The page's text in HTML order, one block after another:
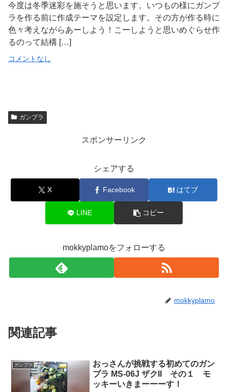
今度は冬季迷彩を施そうと思います。いつもの様にガンプ
ラを作る前に作成テーマを設定します。その方が作る時に
色々考えながらあーしよう！こーしようと思いめぐらせ作
るのって結構 […]
コメントなし
ガンプラ
スポンサーリンク
シェアする
X Facebook はてブ
LINE コピー
mokkyplamoをフォローする
mokkyplamo
関連記事
ガンプラ
おっさんが挑戦する初めてのガン
プラ MS-06J ザクII その１ モ
ッキーいきまーーーす！